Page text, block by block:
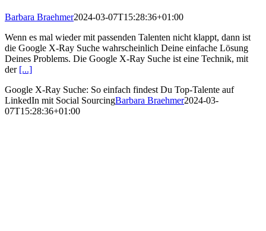
Barbara Braehmer2024-03-07T15:28:36+01:00
Wenn es mal wieder mit passenden Talenten nicht klappt, dann ist
die Google X-Ray Suche wahrscheinlich Deine einfache Lösung
Deines Problems. Die Google X-Ray Suche ist eine Technik, mit
der [...]
Google X-Ray Suche: So einfach findest Du Top-Talente auf
LinkedIn mit Social SourcingBarbara Braehmer2024-03-
07T15:28:36+01:00